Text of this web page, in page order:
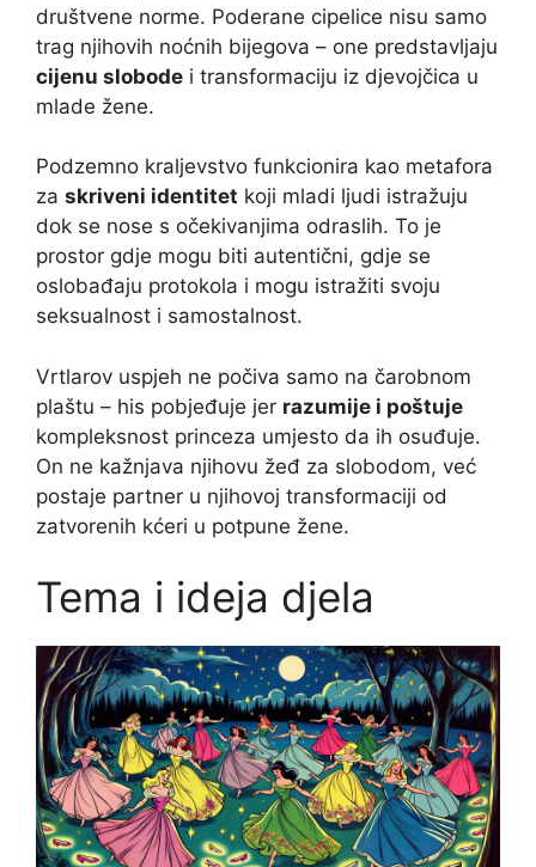
društvene norme. Poderane cipelice nisu samo
trag njihovih noćnih bijegova – one predstavljaju
cijenu slobode i transformaciju iz djevojčica u
mlade žene.
Podzemno kraljevstvo funkcionira kao metafora
za skriveni identitet koji mladi ljudi istražuju
dok se nose s očekivanjima odraslih. To je
prostor gdje mogu biti autentični, gdje se
oslobađaju protokola i mogu istražiti svoju
seksualnost i samostalnost.
Vrtlarov uspjeh ne počiva samo na čarobnom
plaštu – his pobjeđuje jer razumije i poštuje
kompleksnost princeza umjesto da ih osuđuje.
On ne kažnjava njihovu žeđ za slobodom, već
postaje partner u njihovoj transformaciji od
zatvorenih kćeri u potpune žene.
Tema i ideja djela